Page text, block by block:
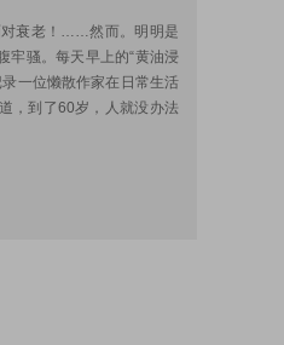
对衰老！……然而。明明是
牢骚。每天早上的“黄油浸
一位懒散作家在日常生活
，到了60岁，人就没办法